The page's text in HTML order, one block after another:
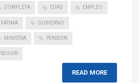
COMPLETA EDAD EMPLEO
FATIMA GOBIERNO
MINISTRA PENSION
SEGUIR
READ MORE